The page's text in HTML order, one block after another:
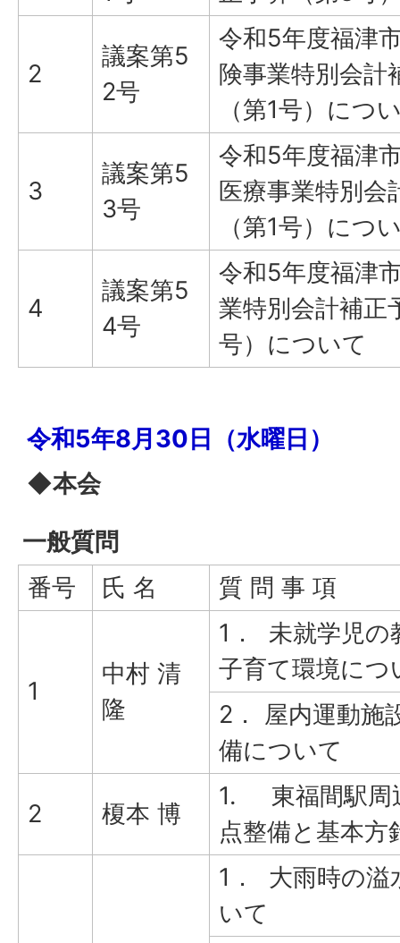
2
議案第5
2号
令和5年度福津
険事業特別会計
（第1号）につ
3
議案第5
3号
令和5年度福津
医療事業特別会
（第1号）につ
4
議案第5
4号
令和5年度福津
業特別会計補正
号）について
令和5年8月30日（水曜日）
◆本会
一般質問
番号
氏 名 質 問 事 項
1
中村 清
隆
1． 未就学児の
子育て環境につ
2． 屋内運動施
備について
2 榎本 博
1. 東福間駅周
点整備と基本方
1． 大雨時の溢
いて